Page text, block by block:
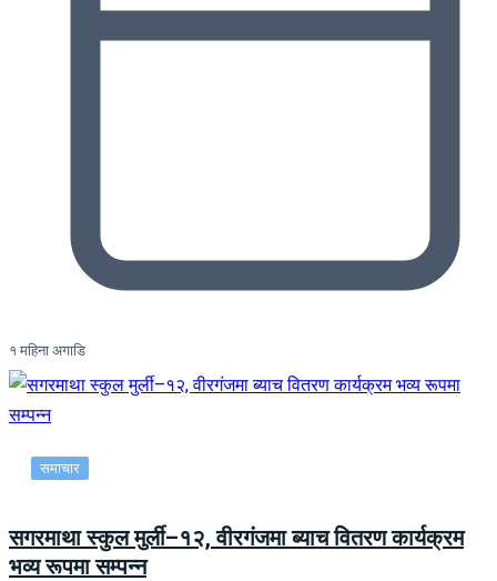
१ महिना अगाडि
समाचार
सगरमाथा स्कुल मुर्ली–१२, वीरगंजमा ब्याच वितरण कार्यक्रम
भव्य रूपमा सम्पन्न